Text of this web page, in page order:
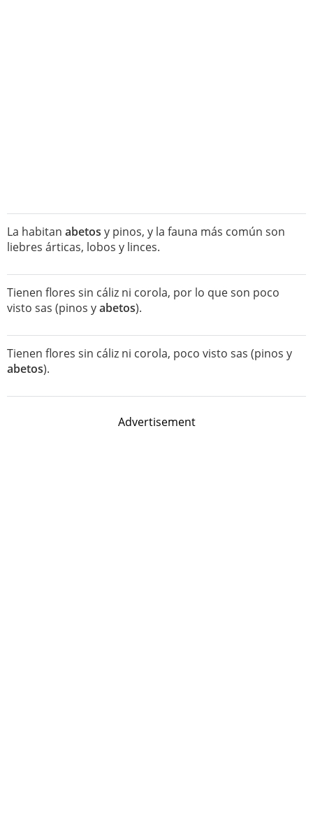
La habitan abetos y pinos, y la fauna más común son
liebres árticas, lobos y linces.
Tienen flores sin cáliz ni corola, por lo que son poco
visto sas (pinos yabetos).
Tienen flores sin cáliz ni corola, poco visto sas (pinos y
abetos).
Advertisement